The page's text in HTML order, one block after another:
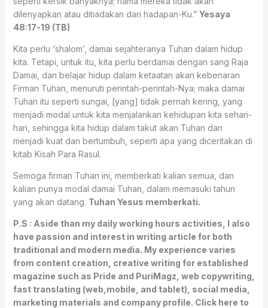
dilenyapkan atau ditiadakan dari hadapan-Ku.” Yesaya
48:17-19 (TB)
Kita perlu ‘shalom’, damai sejahteranya Tuhan dalam hidup
kita. Tetapi, untuk itu, kita perlu berdamai dengan sang Raja
Damai, dan belajar hidup dalam ketaatan akan kebenaran
Firman Tuhan, menuruti perintah-perintah-Nya; maka damai
Tuhan itu seperti sungai, [yang] tidak pernah kering, yang
menjadi modal untuk kita menjalankan kehidupan kita sehari-
hari, sehingga kita hidup dalam takut akan Tuhan dan
menjadi kuat dan bertumbuh, seperti apa yang diceritakan di
kitab Kisah Para Rasul.
Semoga firman Tuhan ini, memberkati kalian semua, dan
kalian punya modal damai Tuhan, dalam memasuki tahun
yang akan datang. Tuhan Yesus memberkati.
P.S : Aside than my daily working hours activities, I also
have passion and interest in writing article for both
traditional and modern media. My experience varies
from content creation, creative writing for established
magazine such as Pride and PuriMagz, web copywriting,
fast translating (web,mobile, and tablet), social media,
marketing materials and company profile. Click here to